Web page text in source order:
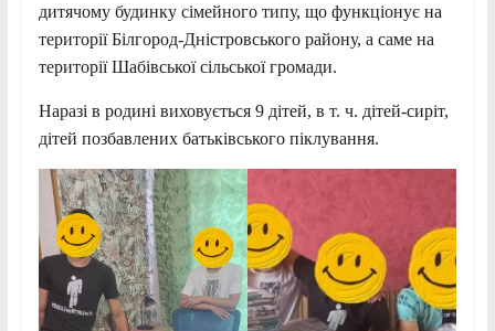
дитячому будинку сімейного типу, що функціонує на
території Білгород-Дністровського району, а саме на
території Шабівської сільськоїгромади.
Наразі в родині виховується 9 дітей, в т. ч. дітей-сиріт,
дітей позбавлених батьківського піклування.